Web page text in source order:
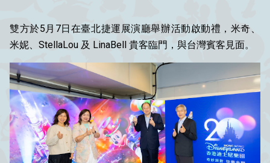
雙方於5月7日在臺北捷運展演廳舉辦活動啟動禮， 米奇、
米妮
StellaLou 及 LinaBell 貴客臨門，與台灣賓客見面。